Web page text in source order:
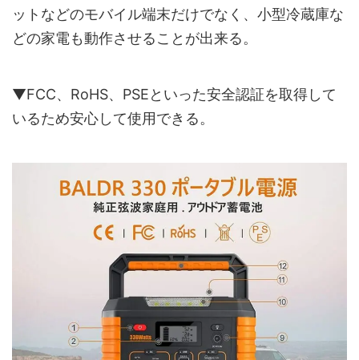
ットなどのモバイル端末だけでなく、小型冷蔵庫な
どの家電も動作させることが出来る。
▼FCC、RoHS、PSEといった安全認証を取得して
いるため安心して使用できる。